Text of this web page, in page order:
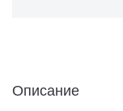
Описание